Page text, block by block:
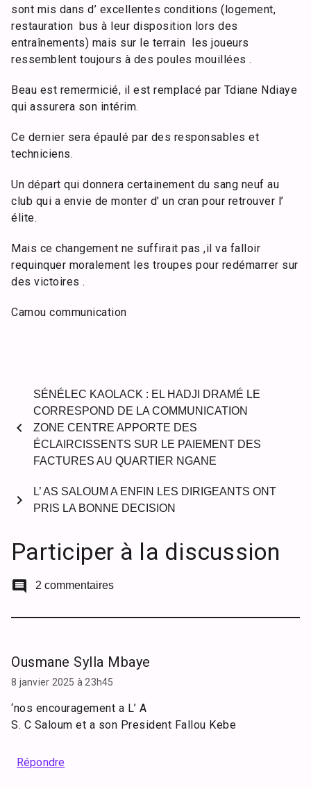
sont mis dans d’ excellentes conditions (logement,
restauration bus à leur disposition lors des
entraînements) mais sur le terrain les joueurs
ressemblent toujours à des poules mouillées .
Beau est remermicié, il est remplacé par Tdiane Ndiaye
qui assurera son intérim.
Ce dernier sera épaulé par des responsables et
techniciens.
Un départ qui donnera certainement du sang neuf au
club qui a envie de monter d’ un cran pour retrouver l’
élite.
Mais ce changement ne suffirait pas ,il va falloir
requinquer moralement les troupes pour redémarrer sur
des victoires .
Camou communication
chevron_left
SÉNÉLEC KAOLACK : EL HADJI DRAMÉ LE
CORRESPOND DE LA COMMUNICATION
ZONE CENTRE APPORTE DES
ÉCLAIRCISSENTS SUR LE PAIEMENT DES
FACTURES AU QUARTIER NGANE
L’ AS SALOUM A ENFIN LES DIRIGEANTS ONT
PRIS LA BONNE DECISION
chevron_right
Participer à la discussion
comment 2 commentaires
Ousmane Sylla Mbaye
8 janvier 2025 à 23h45
‘nos encouragement a L’ A
S. C Saloum et a son President Fallou Kebe
Répondre